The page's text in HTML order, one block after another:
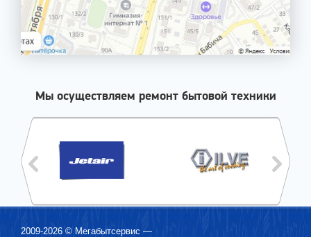
Мы осуществляем ремонт бытовой техники
2009-2026 © Мегабытсервис —